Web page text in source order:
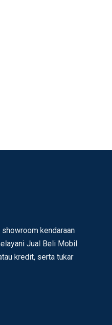
kendaraan
Jual Beli Mobil
kredit, serta tukar